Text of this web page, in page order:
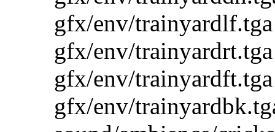
gfx/env/trainyardlf.tga
gfx/env/trainyardrt.tga
gfx/env/trainyardft.tga
gfx/env/